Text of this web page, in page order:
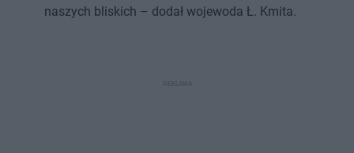
naszych bliskich – dodał wojewoda Ł. Kmita.